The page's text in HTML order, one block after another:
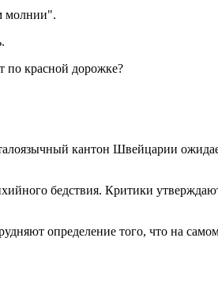
молнии".
по красной дорожке?
кантон Швейцарии
бедствия. Критики
определение того, что на